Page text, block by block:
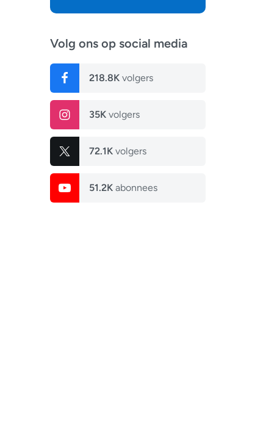
Volg ons op social media
218.8K volgers
35K volgers
72.1K volgers
51.2K abonnees